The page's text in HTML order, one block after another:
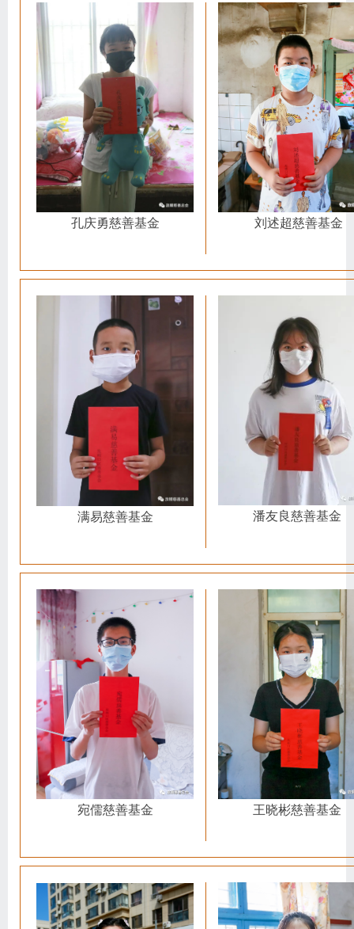
孔庆勇慈善基金 刘述超慈善基金
满易慈善基金 潘友良慈善基金
宛儒慈善基金 王晓彬慈善基金